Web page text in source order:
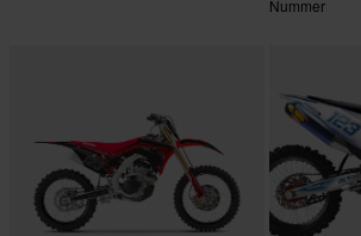
Nummer